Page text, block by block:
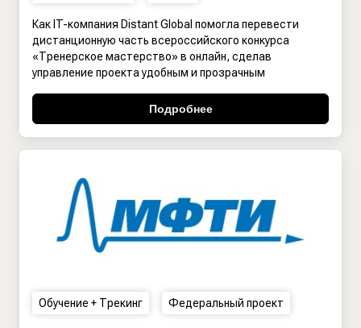
Как IT-компания Distant Global помогла перевести
дистанционную часть всероссийского конкурса
«Тренерское мастерство» в онлайн, сделав
управление проекта удобным и прозрачным
Подробнее
Обучение + Трекинг Федеральный проект